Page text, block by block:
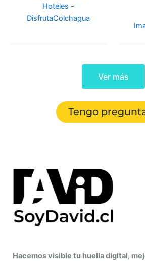
Hoteles -
DisfrutaColchagua
Ver más
Tengo
Hacemos visible tu huella digital,